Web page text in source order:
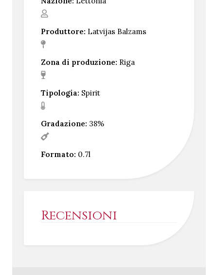
Produttore: Latvijas Balzams
Zona di produzione: Riga
Tipologia: Spirit
Gradazione: 38%
Formato: 0.7l
Recensioni